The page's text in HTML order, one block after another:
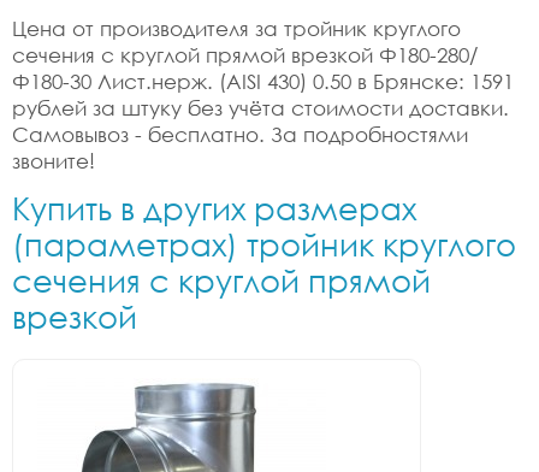
Цена от производителя за тройник круглого
сечения с круглой прямой врезкой Ф180-280/
Ф180-30 Лист.нерж. (AISI 430) 0.50 в Брянске: 1591
рублей за штуку без учёта стоимости доставки.
Самовывоз - бесплатно. За подробностями
звоните!
Купить в других размерах
(параметрах) тройник круглого
сечения с круглой прямой
врезкой